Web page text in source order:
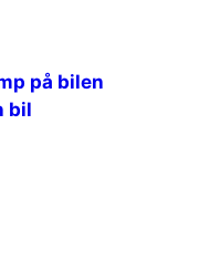
på bilen
bil